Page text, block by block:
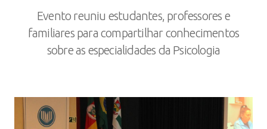
Evento reuniu estudantes, professores e
familiares para compartilhar conhecimentos
sobre as especialidades da Psicologia